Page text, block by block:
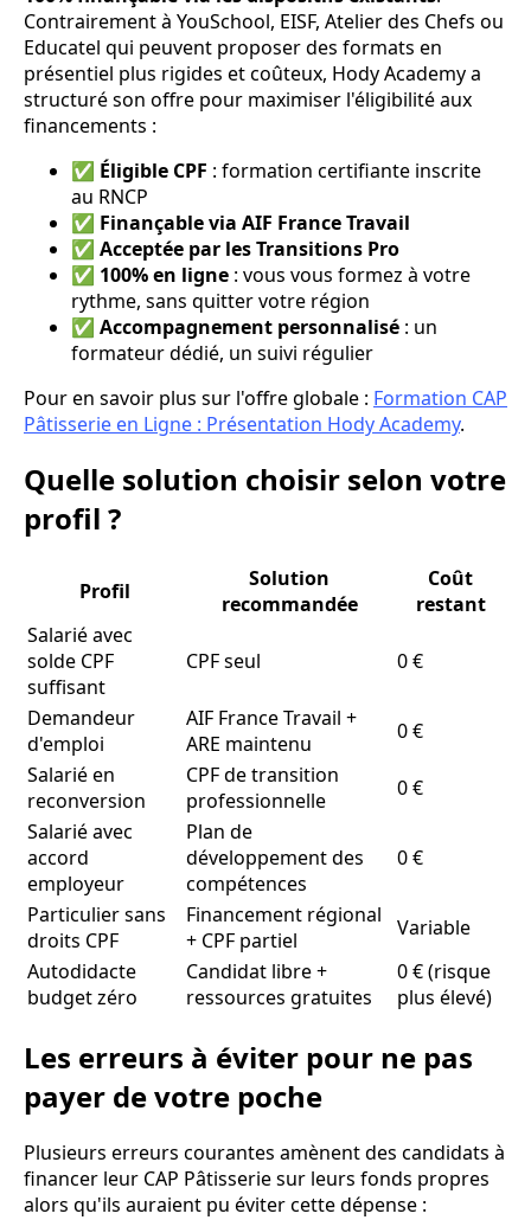
Contrairement à YouSchool, EISF, Atelier des Chefs ou
Educatel qui peuvent proposer des formats en
présentiel plus rigides et coûteux, Hody Academy a
structuré son offre pour maximiser l'éligibilité aux
financements :
✅ Éligible CPF : formation certifiante inscrite
au RNCP
✅ Finançable via AIF France Travail
✅ Acceptée par les Transitions Pro
✅ 100% en ligne : vous vous formez à votre
rythme, sans quitter votre région
✅ Accompagnement personnalisé : un
formateur dédié, un suivi régulier
Pour en savoir plus sur l'offre globale : Formation CAP
Pâtisserie en Ligne : Présentation Hody Academy.
Quelle solution choisir selon votre
profil ?
Profil
Solution
recommandée
Coût
restant
Salarié avec
solde CPF
suffisant
CPF seul 0 €
Demandeur
d'emploi
AIF France Travail +
ARE maintenu
0 €
Salarié en
reconversion
CPF de transition
professionnelle
0 €
Salarié avec
accord
employeur
Plan de
développement des
compétences
0 €
Particulier sans
droits CPF
Financement régional
+ CPF partiel
Variable
Autodidacte
budget zéro
Candidat libre +
ressources gratuites
0 € (risque
plus élevé)
Les erreurs à éviter pour ne pas
payer de votre poche
Plusieurs erreurs courantes amènent des candidats à
financer leur CAP Pâtisserie sur leurs fonds propres
alors qu'ils auraient pu éviter cette dépense :